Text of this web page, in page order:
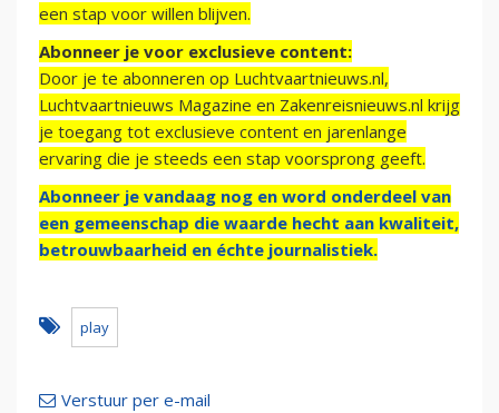
een stap voor willen blijven.
Abonneer je voor exclusieve content:
Door je te abonneren op Luchtvaartnieuws.nl,
Luchtvaartnieuws Magazine en Zakenreisnieuws.nl krijg
je toegang tot exclusieve content en jarenlange
ervaring die je steeds een stap voorsprong geeft.
Abonneer je vandaag nog en word onderdeel van
een gemeenschap die waarde hecht aan kwaliteit,
betrouwbaarheid en échte journalistiek.
play
Verstuur per e-mail